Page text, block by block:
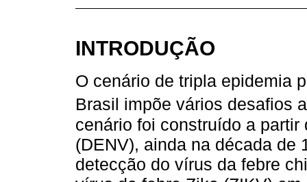
INTRODUÇÃO
O cenário de tripla epidemia
Brasil impõe vários desafios
cenário foi construído a
(DENV), ainda na década de
detecção do vírus da febre